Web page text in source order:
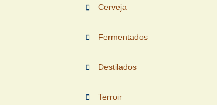
Cerveja
Fermentados
Destilados
Terroir